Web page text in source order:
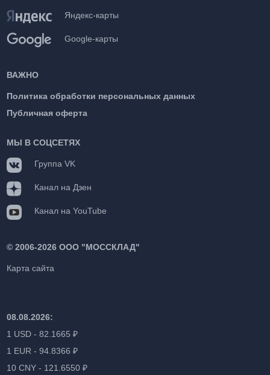
Яндекс-карты
Google-карты
ВАЖНО
Политика обработки персональных данных
Публичная оферта
МЫ В СОЦСЕТЯХ
Группа VK
Канал на Дзен
Канал на YouTube
©2006-2026 ООО "МОССКЛАД"
Карта сайта
08.08.2026:
1 USD - 82.1665 ₽
1 EUR - 94.8366 ₽
10 CNY - 121.6550 ₽